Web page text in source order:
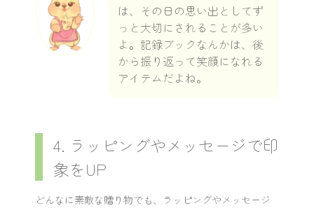
は、その日の思い出としてず
っと大切にされることが多い
よ。記録ブックなんかは、後
から振り返って笑顔になれる
アイテムだよね。
4. ラッピングやメッセージで印
象をUP
どんなに素敵な贈り物でも、ラッピングやメッセージ